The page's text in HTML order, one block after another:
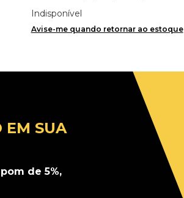
Indisponível
Avise-me quando retornar ao estoque
EM SUA
de 5%,